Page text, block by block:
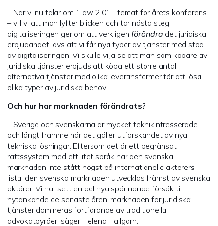
– När vi nu talar om ”Law 2.0” – temat för årets konferens
– vill vi att man lyfter blicken och tar nästa steg i
digitaliseringen genom att verkligen förändra det juridiska
erbjudandet, dvs att vi får nya typer av tjänster med stöd
av digitaliseringen. Vi skulle vilja se att man som köpare av
juridiska tjänster erbjuds att köpa ett större antal
alternativa tjänster med olika leveransformer för att lösa
olika typer av juridiska behov.
Och hur har marknaden förändrats?
– Sverige och svenskarna är mycket teknikintresserade
och långt framme när det gäller utforskandet av nya
tekniska lösningar. Eftersom det är ett begränsat
rättssystem med ett litet språk har den svenska
marknaden inte stått högst på internationella aktörers
lista, den svenska marknaden utvecklas främst av svenska
aktörer. Vi har sett en del nya spännande försök till
nytänkande de senaste åren, marknaden för juridiska
tjänster domineras fortfarande av traditionella
advokatbyråer, säger Helena Hallgarn.